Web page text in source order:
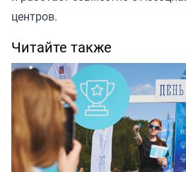
центров.
Читайте также